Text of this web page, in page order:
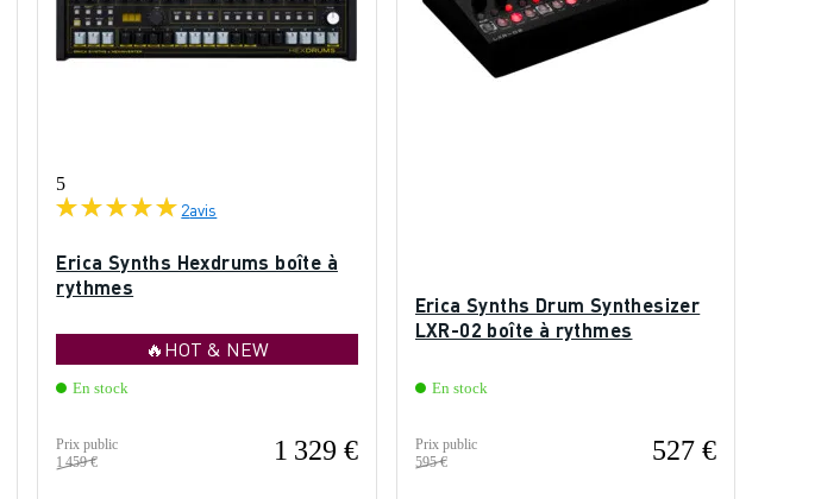
5
2avis
Erica Synths Hexdrums boîte à
rythmes
🔥HOT & NEW
En stock
Prix public
1 459 €
1 329 €
Erica Synths Drum Synthesizer
LXR-02 boîte à rythmes
En stock
Prix public
595 €
527 €